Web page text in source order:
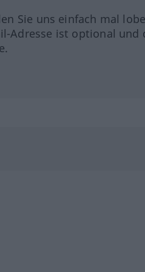
Sie uns einfach mal
Adresse ist optional und